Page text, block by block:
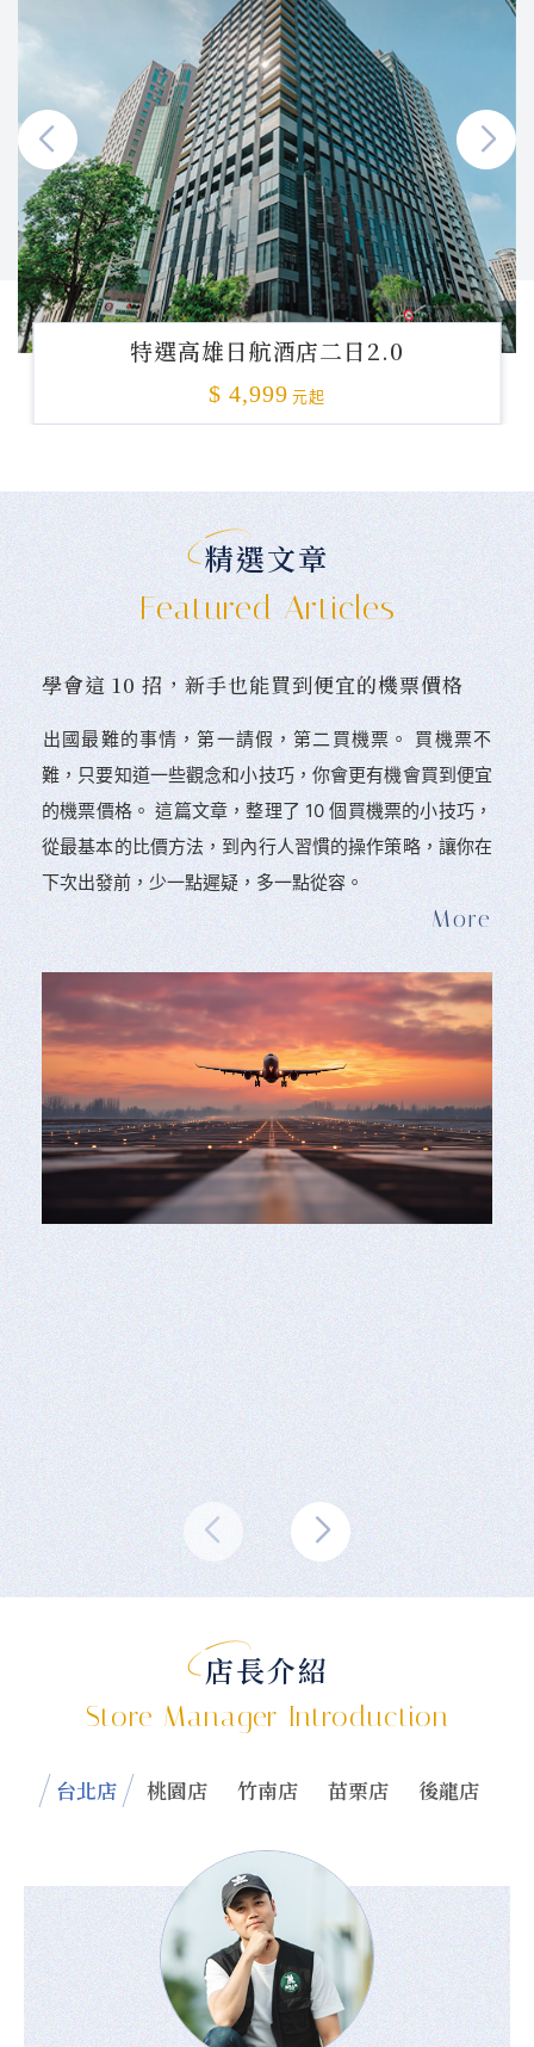
特選高雄日航酒店二日2.0
$ 4,999 元起
精選文章
Featured Articles
學會這 10 招，新手也能買到便宜的機票價格
󠀠出國最難的事情，第一請假，第二買機票。 󠀠買機票不
難，只要知道一些觀念和小技巧，你會更有機會買到便宜
的機票價格。 這篇文章，整理了 10 個買機票的小技巧，
從最基本的比價方法，到內行人習慣的操作策略，讓你在
下次出發前，少一點遲疑，多一點從容。
店長介紹
Store Manager Introduction
台北店 桃園店 竹南店 苗栗店 後龍店